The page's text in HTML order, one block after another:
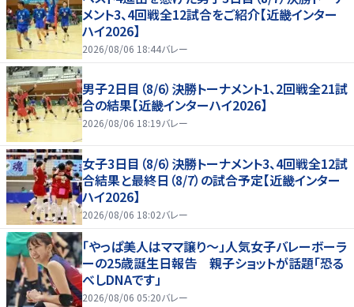
メント3、4回戦全12試合をご紹介【近畿インター
ハイ2026】
2026/08/06 18:44バレー
男子2日目（8/6）決勝トーナメント1、2回戦全21試
合の結果【近畿インターハイ2026】
2026/08/06 18:19バレー
女子3日目（8/6）決勝トーナメント3、4回戦全12試
合結果と最終日（8/7）の試合予定【近畿インター
ハイ2026】
2026/08/06 18:02バレー
「やっぱ美人はママ譲り～」人気女子バレーボーラ
ーの25歳誕生日報告 親子ショットが話題「恐る
べしDNAです」
2026/08/06 05:20バレー